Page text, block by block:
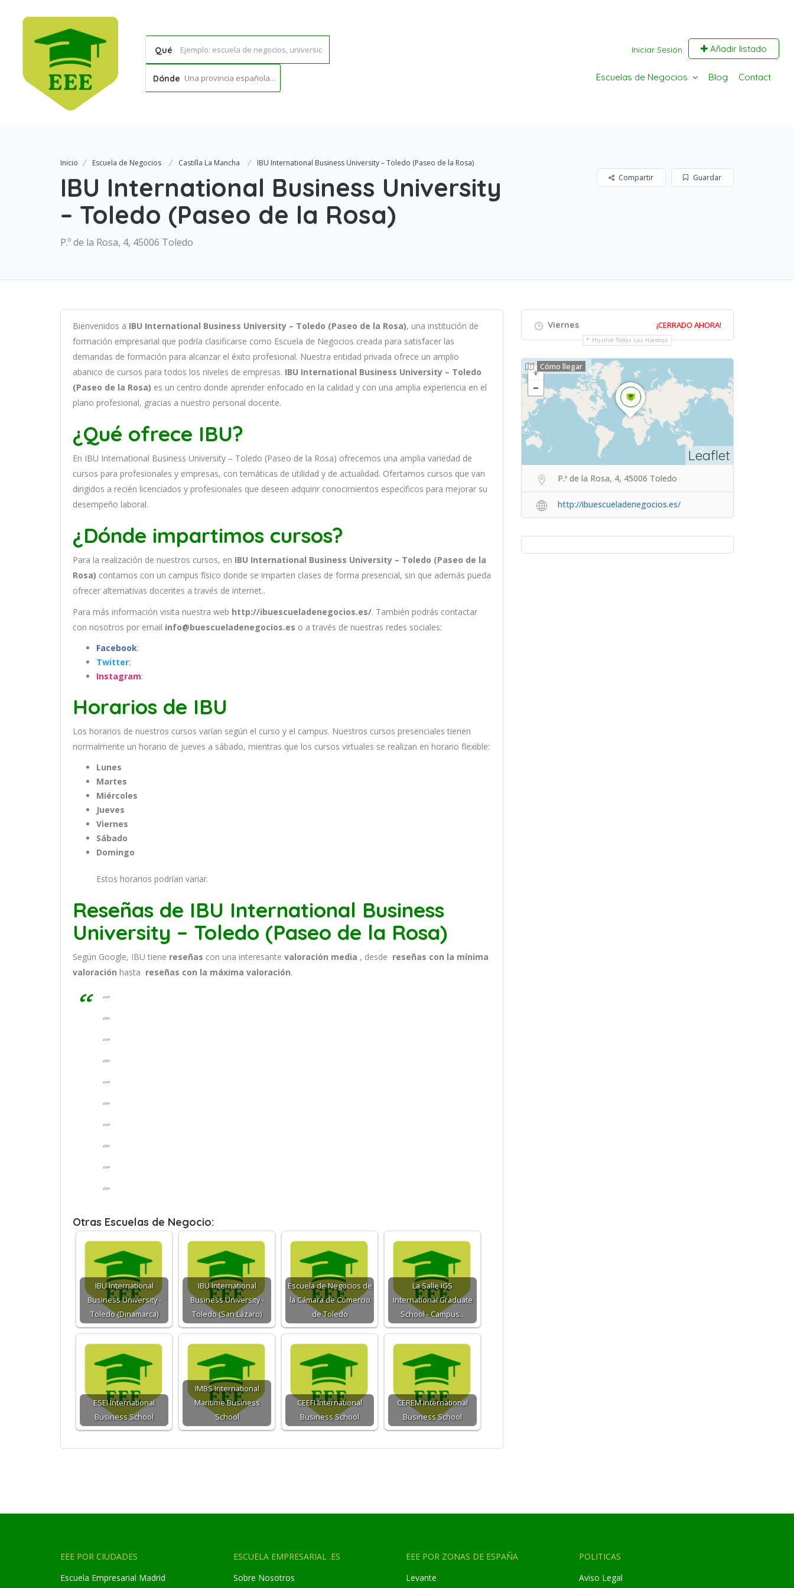
Qué
Dónde Una provincia española...
Iniciar Sesión Añadir listado
Escuelas de Negocios Blog Contact
Inicio Escuela de Negocios Castilla La Mancha IBU International Business University – Toledo (Paseo de la Rosa)
IBU International Business University
– Toledo (Paseo de la Rosa)
P.º de la Rosa, 4, 45006 Toledo
Guardar
Compartir
Bienvenidos a IBU International Business University – Toledo (Paseo de la Rosa), una institución de
formación empresarial que podría clasificarse como Escuela de Negocios creada para satisfacer las
demandas de formación para alcanzar el éxito profesional. Nuestra entidad privada ofrece un amplio
abanico de cursos para todos los niveles de empresas. IBU International Business University – Toledo
(Paseo de la Rosa) es un centro donde aprender enfocado en la calidad y con una amplia experiencia en el
plano profesional, gracias a nuestro personal docente.
¿Qué ofrece IBU?
En IBU International Business University – Toledo (Paseo de la Rosa) ofrecemos una amplia variedad de
cursos para profesionales y empresas, con temáticas de utilidad y de actualidad. Ofertamos cursos que van
dirigidos a recién licenciados y profesionales que deseen adquirir conocimientos específicos para mejorar su
desempeño laboral.
¿Dónde impartimos cursos?
Para la realización de nuestros cursos, en IBU International Business University – Toledo (Paseo de la
Rosa) contamos con un campus físico donde se imparten clases de forma presencial, sin que además pueda
ofrecer alternativas docentes a través de internet..
Para más información visita nuestra web http://ibuescueladenegocios.es/. También podrás contactar
con nosotros por email info@buescueladenegocios.es o a través de nuestras redes sociales:
Facebook:
Twitter:
Instagram:
Horarios de IBU
Los horarios de nuestros cursos varían según el curso y el campus. Nuestros cursos presenciales tienen
normalmente un horario de jueves a sábado, mientras que los cursos virtuales se realizan en horario flexible:
Lunes
Martes
Miércoles
Jueves
Viernes
Sábado
Domingo
Estos horarios podrían variar.
Reseñas de IBU International Business
University – Toledo (Paseo de la Rosa)
Según Google, IBU tiene reseñas con una interesante valoración media , desde reseñas con la mínima
valoración hasta reseñas con la máxima valoración.
“”
“”
“”
“”
“”
“”
“”
“”
“”
“”
Otras Escuelas de Negocio:
IBU International
Business University -
Toledo (Dinamarca)
IBU International
Business University -
Toledo (San Lázaro)
Escuela de Negocios de
la Cámara de Comercio
de Toledo
La Salle IGS
International Graduate
School - Campus…
ESEI International
Business School
IMBS International
Maritime Business
School
CEEFI International
Business School
CEREM International
Business School
Viernes ¡CERRADO AHORA!
Mostrar Todos Los Horarios
Leaflet
Cómo llegar
P.º de la Rosa, 4, 45006 Toledo
http://ibuescueladenegocios.es/
EEE POR CIUDADES
Escuela Empresarial Madrid
ESCUELA EMPRESARIAL .ES
Sobre Nosotros
EEE POR ZONAS DE ESPAÑA
Levante
POLITICAS
Aviso Legal